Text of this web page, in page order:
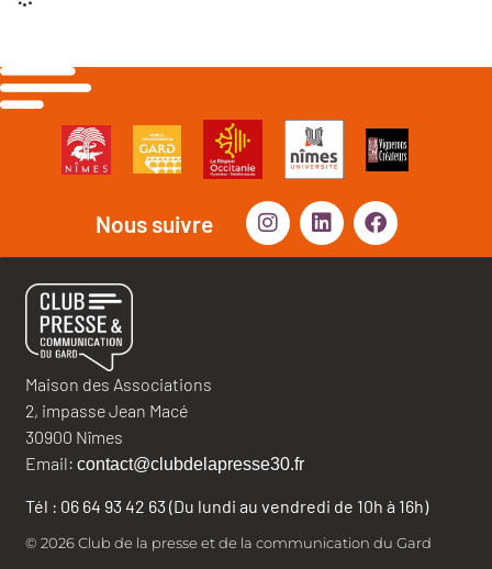
Nous suivre
Maison des Associations
2, impasse Jean Macé
30900 Nîmes
Email: contact@clubdelapresse30.fr
Tél : 06 64 93 42 63 (Du lundi au vendredi de 10h à 16h)
© 2026 Club de la presse et de la communication du Gard